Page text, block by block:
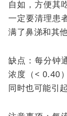
自如，方便其
一定要清理患
满了鼻涕和其
缺点：每分钟
浓度（< 0.40
同时也可能引